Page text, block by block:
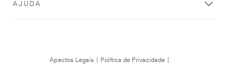
AJUDA
Apectos Legais Política de Privacidade